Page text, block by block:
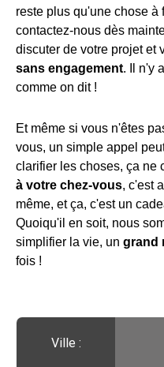
reste plus qu'une chose à
contactez-nous dès
discuter de votre projet et
sans engagement. Il n'y
comme on dit !
Et même si vous n'êtes
vous, un simple appel
clarifier les choses, ça ne
à votre chez-vous, c'est
même, et ça, c'est un
Quoiqu'il en soit, nous
simplifier la vie, un grand
fois !
Ville :️